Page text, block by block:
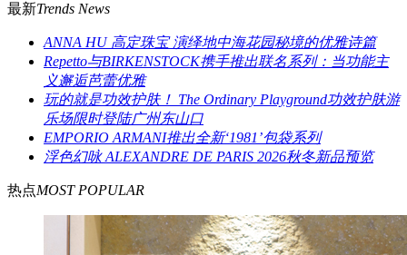
最新Trends News
ANNA HU 高定珠宝 演绎地中海花园秘境的优雅诗篇
Repetto与BIRKENSTOCK携手推出联名系列：当功能主
义邂逅芭蕾优雅
玩的就是功效护肤！ The Ordinary Playground功效护肤游
乐场限时登陆广州东山口
EMPORIO ARMANI推出全新‘1981’包袋系列
浮色幻咏 ALEXANDRE DE PARIS 2026秋冬新品预览
热点MOST POPULAR